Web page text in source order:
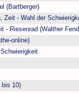
(Bartberger)
Zeit - Wahl der
- Riesenrad (Walther
online)
bis 10)